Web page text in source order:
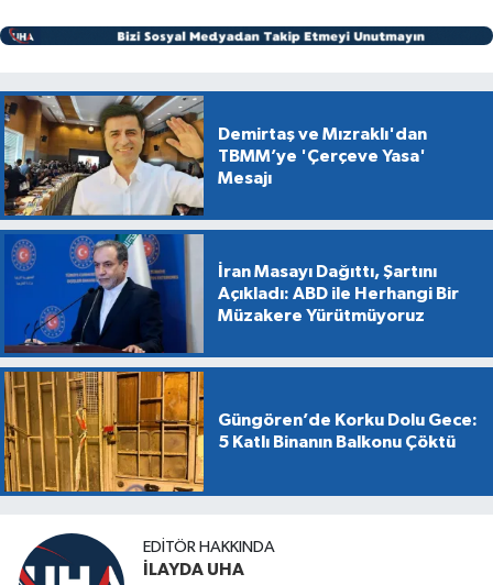
Demirtaş ve Mızraklı'dan
TBMM’ye 'Çerçeve Yasa'
Mesajı
İran Masayı Dağıttı, Şartını
Açıkladı: ABD ile Herhangi Bir
Müzakere Yürütmüyoruz
Güngören’de Korku Dolu Gece:
5 Katlı Binanın Balkonu Çöktü
EDITÖR HAKKINDA
İLAYDA UHA